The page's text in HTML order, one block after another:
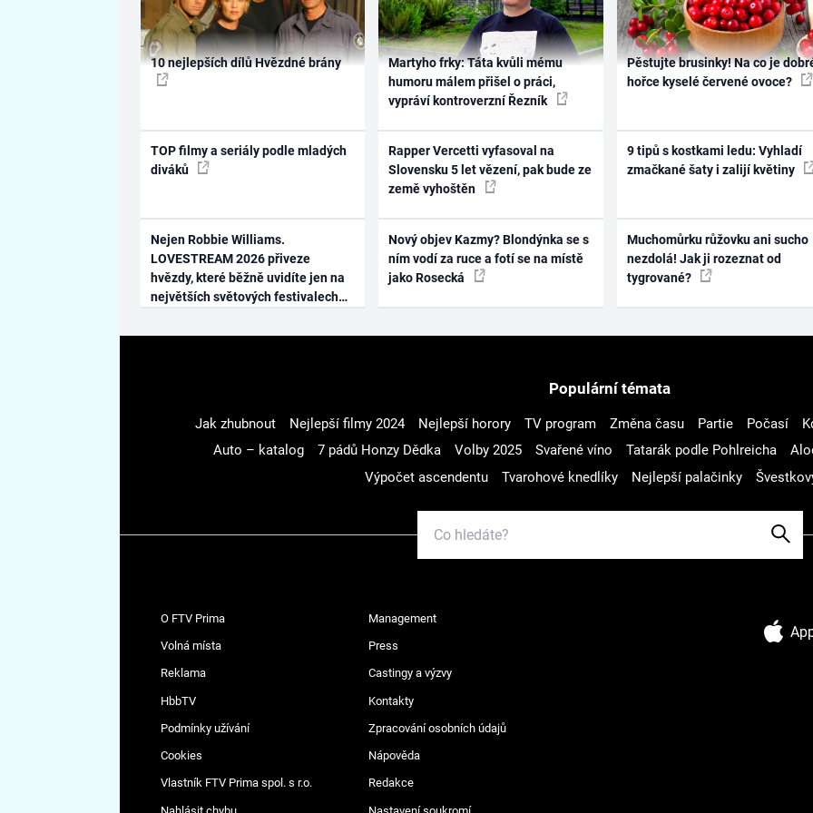
10 nejlepších dílů Hvězdné brány
TOP filmy a seriály podle mladých
diváků
Nejen Robbie Williams.
LOVESTREAM 2026 přiveze
hvězdy, které běžně uvidíte jen na
největších světových festivalech
Martyho frky: Táta kvůli mému
humoru málem přišel o práci,
vypráví kontroverzní Řezník
Rapper Vercetti vyfasoval na
Slovensku 5 let vězení, pak bude ze
země vyhoštěn
Nový objev Kazmy? Blondýnka se s
ním vodí za ruce a fotí se na místě
jako Rosecká
Pěstujte brusinky! Na co je
hořce kyselé červené ovoce?
9 tipů s kostkami ledu: Vyhladí
zmačkané šaty i zalijí květiny
Muchomůrku růžovku ani sucho
nezdolá! Jak ji rozeznat od
tygrované?
Populární témata
Jak zhubnout Nejlepší filmy 2024 Nejlepší horory TV program Změna času Partie Počasí
Auto – katalog
7 pádů Honzy Dědka Volby 2025 Svařené víno Tatarák podle Pohlreicha
Výpočet ascendentu
Tvarohové knedlíky Nejlepší palačinky
O FTV Prima Management
Volná místa Press
Reklama Castingy a výzvy
HbbTV Kontakty
Podmínky užívání Zpracování osobních údajů
Cookies Nápověda
Vlastník FTV Prima spol. s r.o. Redakce